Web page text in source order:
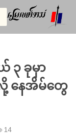
၃ ခုမှာ
နေအိမ်တွေ
14